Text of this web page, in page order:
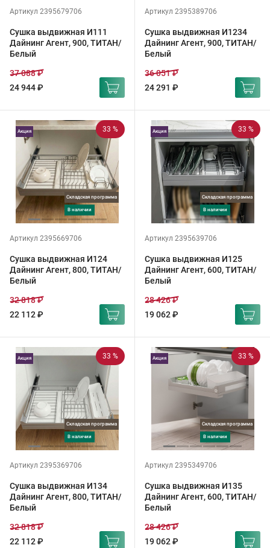
Артикул 2395679706
Сушка выдвижная И111
Дайнинг Агент, 900, ТИТАН/
Белый
24 944 ₽
37 088 ₽
Артикул 2395389706
Сушка выдвижная И1234
Дайнинг Агент, 900, ТИТАН/
Белый
24 291 ₽
36 051 ₽
33 %
Складская программа
в наличии
Акция
Артикул 2395669706
Сушка выдвижная И124
Дайнинг Агент, 800, ТИТАН/
Белый
22 112 ₽
32 818 ₽
33 %
Складская программа
в наличии
Акция
Артикул 2395639706
Сушка выдвижная И125
Дайнинг Агент, 600, ТИТАН/
Белый
19 062 ₽
28 426 ₽
33 %
Складская программа
в наличии
Акция
Артикул 2395369706
Сушка выдвижная И134
Дайнинг Агент, 800, ТИТАН/
Белый
22 112 ₽
32 818 ₽
33 %
Складская программа
в наличии
Акция
Артикул 2395349706
Сушка выдвижная И135
Дайнинг Агент, 600, ТИТАН/
Белый
19 062 ₽
28 426 ₽